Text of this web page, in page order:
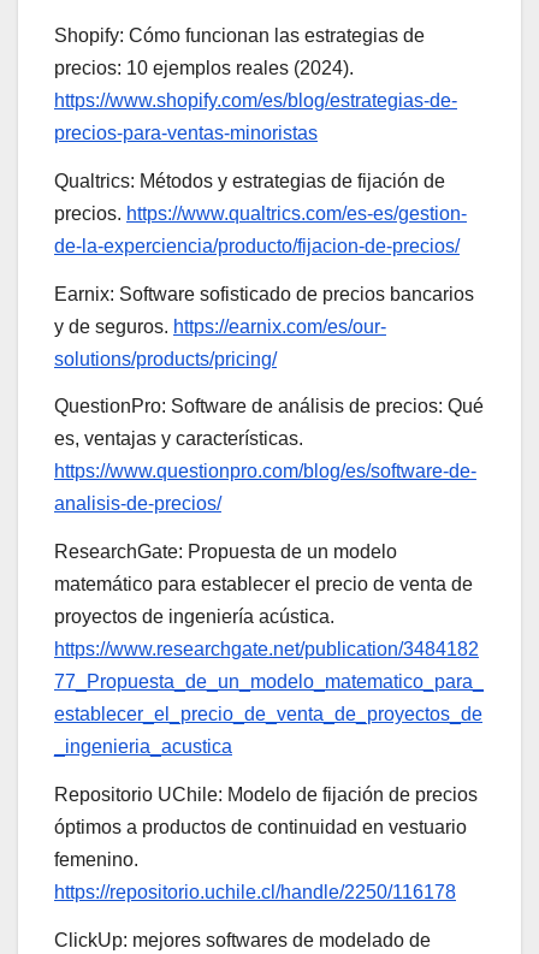
Shopify: Cómo funcionan las estrategias de
precios: 10 ejemplos reales (2024).
https://www.shopify.com/es/blog/estrategias-de-
precios-para-ventas-minoristas
Qualtrics: Métodos y estrategias de fijación de
precios. https://www.qualtrics.com/es-es/gestion-
de-la-experciencia/producto/fijacion-de-precios/
Earnix: Software sofisticado de precios bancarios
y de seguros. https://earnix.com/es/our-
solutions/products/pricing/
QuestionPro: Software de análisis de precios: Qué
es, ventajas y características.
https://www.questionpro.com/blog/es/software-de-
analisis-de-precios/
ResearchGate: Propuesta de un modelo
matemático para establecer el precio de venta de
proyectos de ingeniería acústica.
https://www.researchgate.net/publication/3484182
77_Propuesta_de_un_modelo_matematico_para_
establecer_el_precio_de_venta_de_proyectos_de
_ingenieria_acustica
Repositorio UChile: Modelo de fijación de precios
óptimos a productos de continuidad en vestuario
femenino.
https://repositorio.uchile.cl/handle/2250/116178
ClickUp: mejores softwares de modelado de